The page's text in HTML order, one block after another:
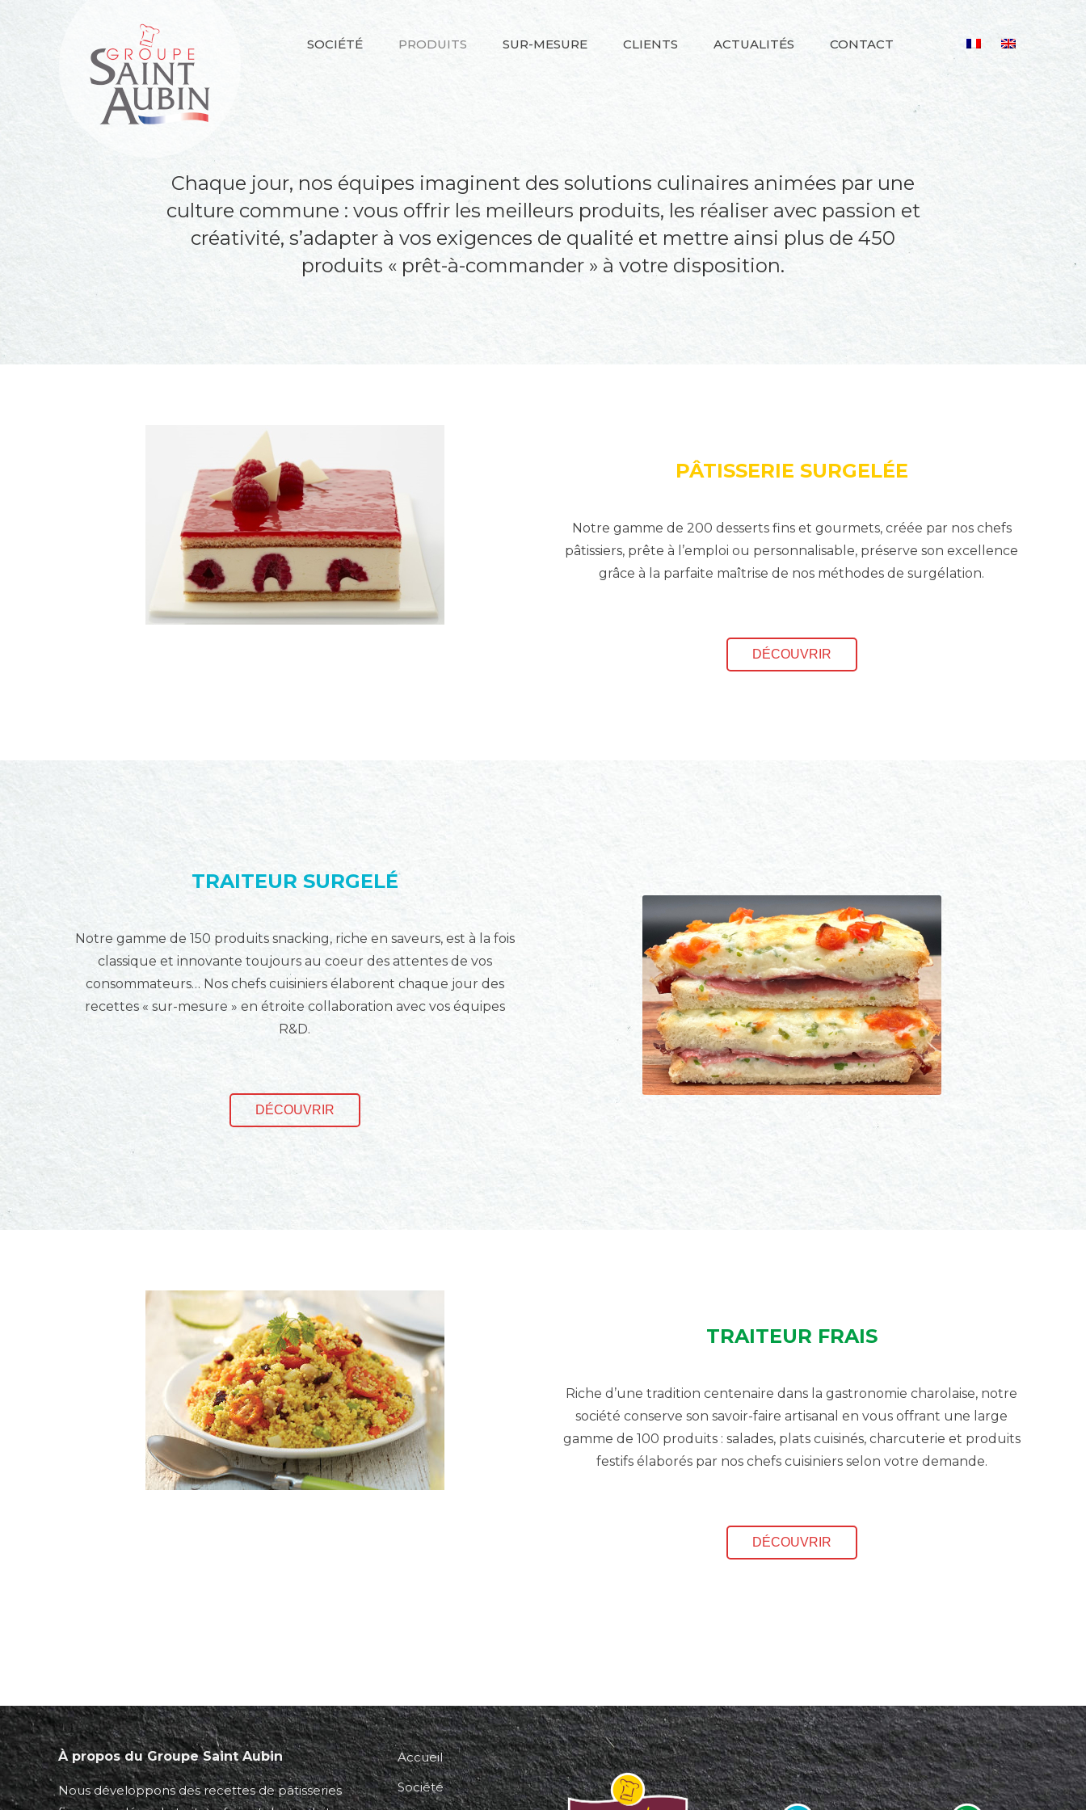
SOCIÉTÉ PRODUITS SUR-MESURE CLIENTS ACTUALITÉS CONTACT
Chaque jour, nos équipes imaginent des solutions culinaires animées par une
culture commune : vous offrir les meilleurs produits, les réaliser avec passion et
créativité, s’adapter à vos exigences de qualité et mettre ainsi plus de 450
produits « prêt-à-commander » à votre disposition.
PÂTISSERIE SURGELÉE
Notre gamme de 200 desserts fins et gourmets, créée par nos chefs
pâtissiers, prête à l’emploi ou personnalisable, préserve son excellence
grâce à la parfaite maîtrise de nos méthodes de surgélation.
DÉCOUVRIR
TRAITEUR SURGELÉ
Notre gamme de 150 produits snacking, riche en saveurs, est à la fois
classique et innovante toujours au coeur des attentes de vos
consommateurs… Nos chefs cuisiniers élaborent chaque jour des
recettes « sur-mesure » en étroite collaboration avec vos équipes
R&D.
DÉCOUVRIR
TRAITEUR FRAIS
Riche d’une tradition centenaire dans la gastronomie charolaise, notre
société conserve son savoir-faire artisanal en vous offrant une large
gamme de 100 produits : salades, plats cuisinés, charcuterie et produits
festifs élaborés par nos chefs cuisiniers selon votre demande.
DÉCOUVRIR
À propos du Groupe Saint Aubin
Nous développons des recettes de pâtisseries
Accueil
Société